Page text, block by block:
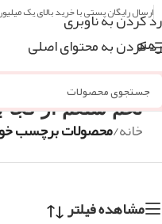
رد کردن به ناوبری
رد کردن به محتوای اصلی
ارسال رایگان پستی با خرید بالای یک
منو
تخم شلغم از کجا
خانه/محصولات برچسب
مشاهده فیلتر